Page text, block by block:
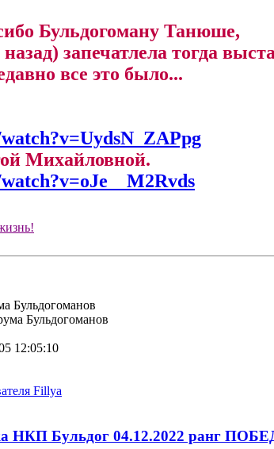
Бульдогоману Танюше,
назад) запечатлела тогда
все это было...
Михайловной.
12:05:10
Fillya
НКП Бульдог 04.12.2022 ранг